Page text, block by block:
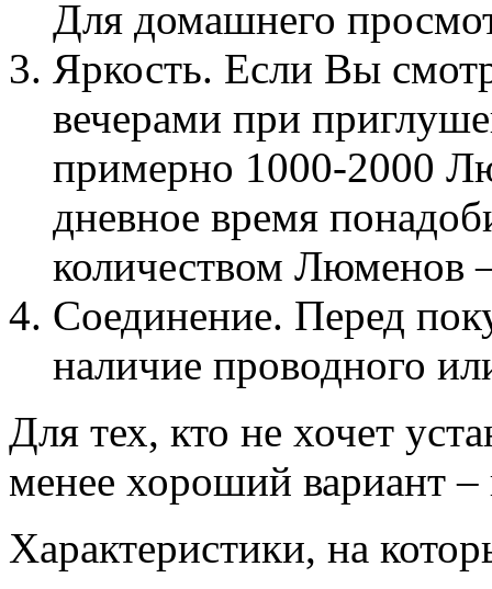
Для домашнего
Яркость. Если Вы
вечерами при
примерно 1000-2000
дневное время
количеством Люменов
Соединение. Перед
наличие проводного
Для тех, кто не хочет
менее хороший вариант –
Характеристики, на